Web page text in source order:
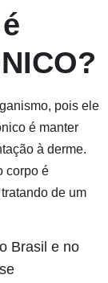
pois ele
é manter
à derme.
corpo é
de um
Brasil e no